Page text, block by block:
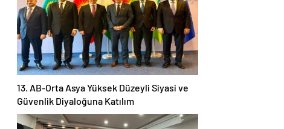
13. AB-Orta Asya Yüksek Düzeyli Siyasi ve
Güvenlik Diyaloğuna Katılım